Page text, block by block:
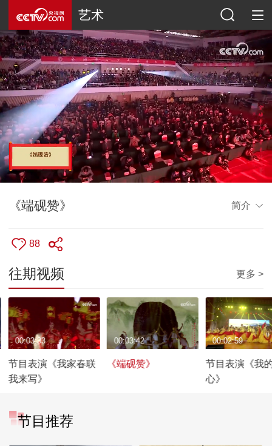
艺术
《端砚赞》 简介
88
往期视频 更多 >
节目表演《我家春联
我来写》
00:03:33
《端砚赞》
00:03:42
节目表演《我
心》
00:02:59
节目推荐